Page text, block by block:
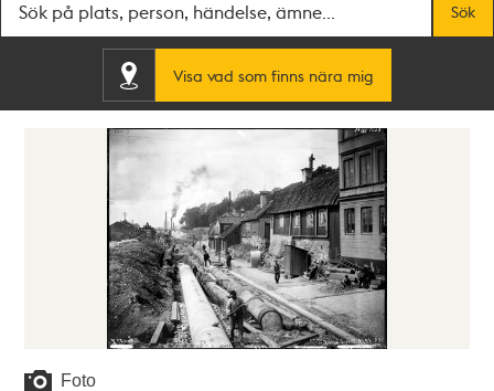
Sök
Visa vad som finns nära mig
Foto